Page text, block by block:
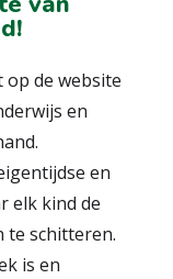
op de website
en
en
elk kind de
te schitteren.
is en